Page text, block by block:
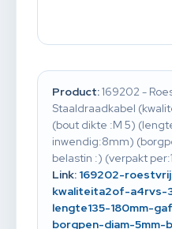
Product:169202 -
Staaldraadkabel
(bout dikte :M 5)
inwendig:8mm)
belastin :) (verpakt
Link: 169202-
kwaliteita2of-a4rvs-
lengte135-180mm-
borgpen-diam-